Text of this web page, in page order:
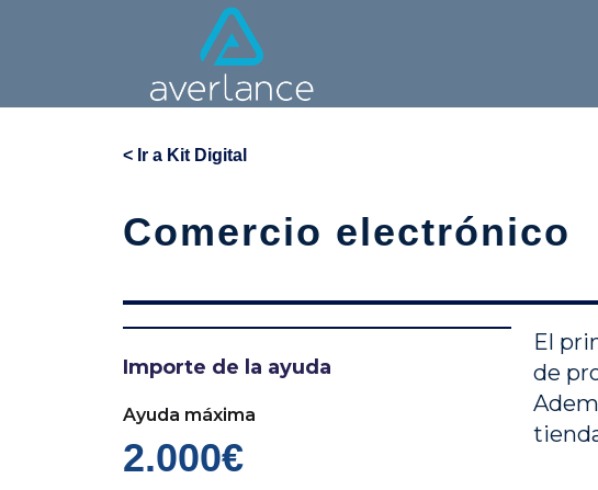
< Ir a Kit Digital
Comercio electrónico
Importe de la ayuda
Ayuda máxima
2.000€
El
de